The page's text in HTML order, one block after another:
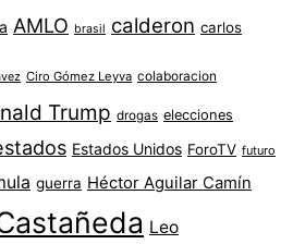
AMLO brasil calderon carlos
Ciro Gómez Leyva colaboracion
Trump drogas elecciones
Estados Unidos ForoTV futuro
guerra Héctor Aguilar Camín
Leo